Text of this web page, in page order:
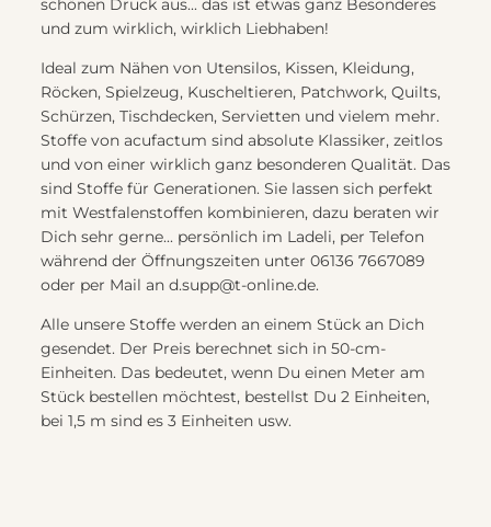
schönen Druck aus... das ist etwas ganz Besonderes
und zum wirklich, wirklich Liebhaben!
Ideal zum Nähen von Utensilos, Kissen, Kleidung,
Röcken, Spielzeug, Kuscheltieren, Patchwork, Quilts,
Schürzen, Tischdecken, Servietten und vielem mehr.
Stoffe von acufactum sind absolute Klassiker, zeitlos
und von einer wirklich ganz besonderen Qualität. Das
sind Stoffe für Generationen. Sie lassen sich perfekt
mit Westfalenstoffen kombinieren, dazu beraten wir
Dich sehr gerne... persönlich im Ladeli, per Telefon
während der Öffnungszeiten unter 06136 7667089
oder per Mail an d.supp@t-online.de.
Alle unsere Stoffe werden an einem Stück an Dich
gesendet. Der Preis berechnet sich in 50-cm-
Einheiten. Das bedeutet, wenn Du einen Meter am
Stück bestellen möchtest, bestellst Du 2 Einheiten,
bei 1,5 m sind es 3 Einheiten usw.